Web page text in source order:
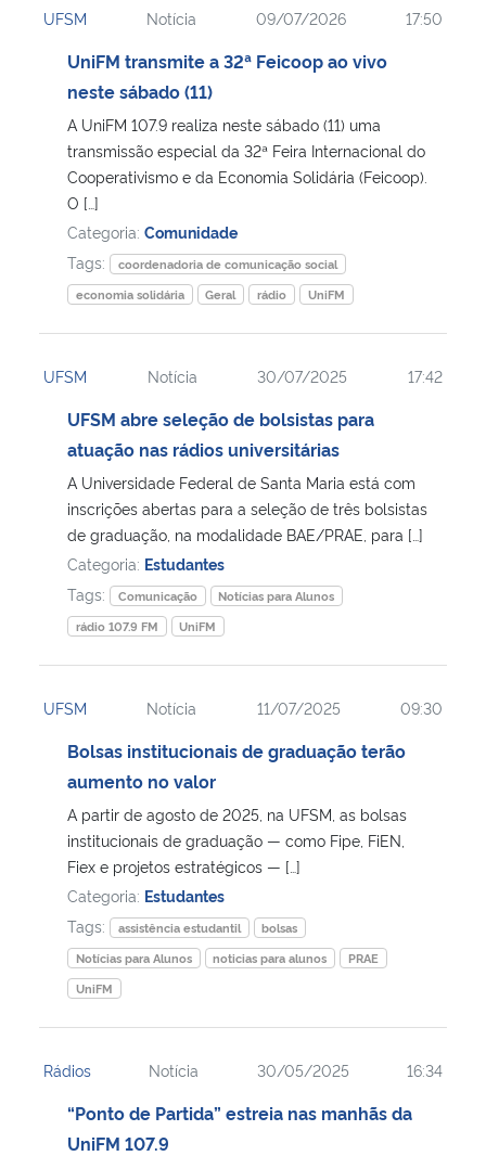
Ministério da Cidadania
Ministério de Minas e Energia
Ministério da Ciência, Tecnologia, Inovações e Comunicações
Ministério do Meio Ambiente
Ministério do Turismo
Controladoria-Geral da União
Ministério da Mulher, da Família e dos Direitos Humanos
Secretaria-Geral
Secretaria de Governo
Advocacia-Geral da União
UFSM Notícia 09/07/2026 17:50
UniFM transmite a 32ª Feicoop ao vivo
neste sábado (11)
A UniFM 107.9 realiza neste sábado (11) uma
transmissão especial da 32ª Feira Internacional do
Cooperativismo e da Economia Solidária (Feicoop).
O […]
Categoria: Comunidade
Tags:
coordenadoria de comunicação social
economia solidária
Geral rádio UniFM
UFSM Notícia 30/07/2025 17:42
UFSM abre seleção de bolsistas para
atuação nas rádios universitárias
A Universidade Federal de Santa Maria está com
inscrições abertas para a seleção de três bolsistas
de graduação, na modalidade BAE/PRAE, para […]
Categoria: Estudantes
Tags:
Comunicação
Notícias para Alunos
rádio 107.9 FM
UniFM
UFSM Notícia 11/07/2025 09:30
Bolsas institucionais de graduação terão
aumento no valor
A partir de agosto de 2025, na UFSM, as bolsas
institucionais de graduação — como Fipe, FiEN,
Fiex e projetos estratégicos — […]
Categoria: Estudantes
Tags:
assistência estudantil
bolsas
Notícias para Alunos
noticias para alunos
PRAE
UniFM
Rádios Notícia 30/05/2025 16:34
“Ponto de Partida” estreia nas manhãs da
UniFM 107.9